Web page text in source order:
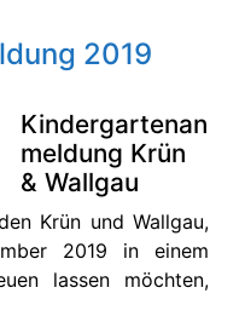
2019
Kindergartenan
meldung Krün
& Wallgau
Krün und Wallgau,
2019 in einem
lassen möchten,